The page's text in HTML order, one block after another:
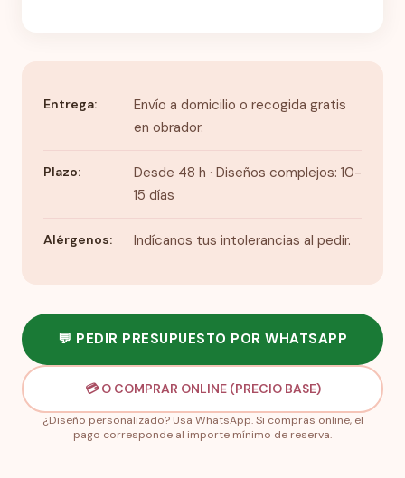
Entrega:
Envío a domicilio o recogida gratis
en obrador.
Plazo:
Desde 48 h · Diseños complejos: 10-
15 días
Alérgenos: Indícanos tus intolerancias al pedir.
💬 PEDIR PRESUPUESTO POR WHATSAPP
💳 O COMPRAR ONLINE (PRECIO BASE)
¿Diseño personalizado? Usa WhatsApp. Si compras online, el
pago corresponde al importe mínimo de reserva.